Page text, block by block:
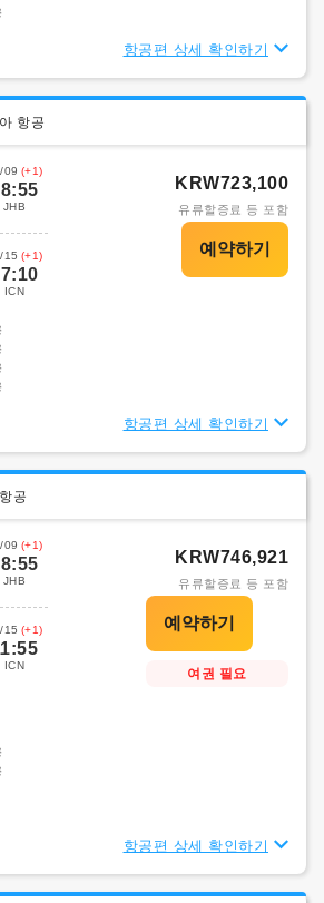
항공편 상세 확인하기
항공
09 (+1)
JHB
15 (+1)
ICN
KRW723,100
유류할증료 등 포함
항공편 상세 확인하기
공
09 (+1)
JHB
15 (+1)
ICN
KRW746,921
유류할증료 등 포함
여권 필요
항공편 상세 확인하기